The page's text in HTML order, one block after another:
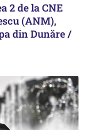
2 de la CNE
(ANM),
din Dunăre /